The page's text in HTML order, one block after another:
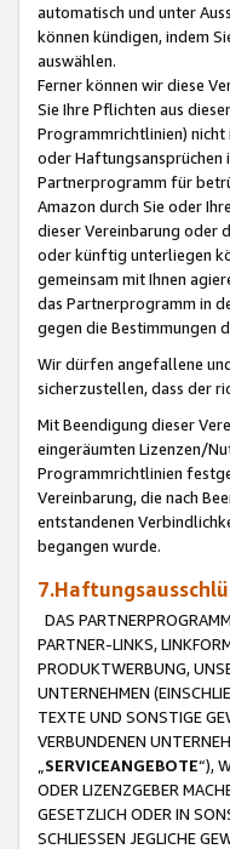
automatisch und unter
können kündigen, indem
auswählen.
Ferner können wir diese
Sie Ihre Pflichten aus
Programmrichtlinien) nicht
oder Haftungsansprüchen
Partnerprogramm für
Amazon durch Sie oder
dieser Vereinbarung oder
oder künftig unterliegen
gemeinsam mit Ihnen
das Partnerprogramm in
gegen die Bestimmungen
Wir dürfen angefallene
sicherzustellen, dass der
Mit Beendigung dieser
eingeräumten Lizenzen/
Programmrichtlinien
Vereinbarung, die nach
entstandenen
begangen wurde.
DAS
PARTNER-LINKS,
PRODUKTWERBUNG,
UNTERNEHMEN
TEXTE UND SONSTIGE
VERBUNDENEN
SERVICEANGEBOTE“),
ODER LIZENZGEBER
GESETZLICH ODER IN
SCHLIESSEN JEGLICHE